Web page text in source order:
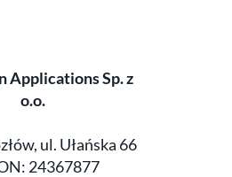
Applications Sp. z
o.o.
ul. Ułańska 66
24367877